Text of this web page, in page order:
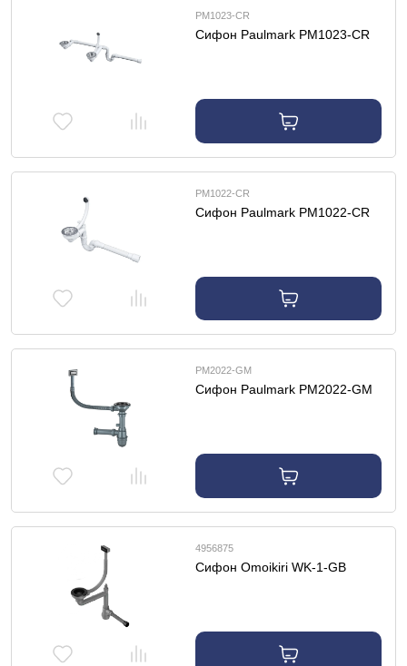
PM1023-CR
Сифон Paulmark PM1023-CR
PM1022-CR
Сифон Paulmark PM1022-CR
PM2022-GM
Сифон Paulmark PM2022-GM
4956875
Сифон Omoikiri WK-1-GB